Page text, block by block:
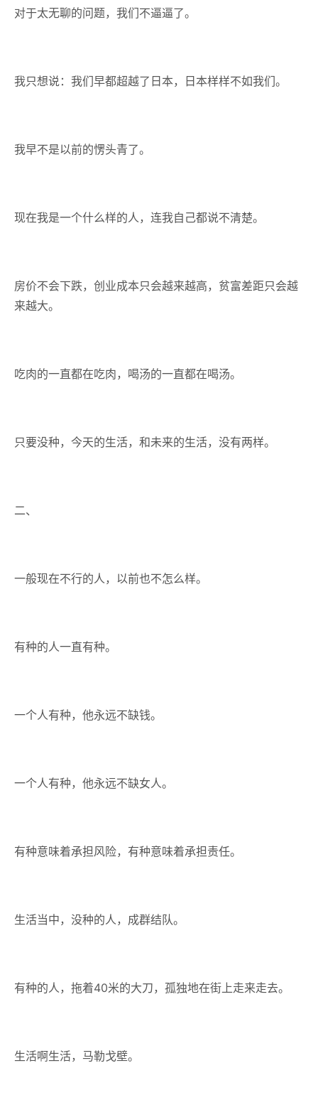
对于太无聊的问题，我们不逼逼了。
我只想说：我们早都超越了日本，日本样样不如我们。
我早不是以前的愣头青了。
现在我是一个什么样的人，连我自己都说不清楚。
房价不会下跌，创业成本只会越来越高，贫富差距只会越
来越大。
吃肉的一直都在吃肉，喝汤的一直都在喝汤。
只要没种，今天的生活，和未来的生活，没有两样。
二、
一般现在不行的人，以前也不怎么样。
有种的人一直有种。
一个人有种，他永远不缺钱。
一个人有种，他永远不缺女人。
有种意味着承担风险，有种意味着承担责任。
生活当中，没种的人，成群结队。
有种的人，拖着40米的大刀，孤独地在街上走来走去。
生活啊生活，马勒戈壁。